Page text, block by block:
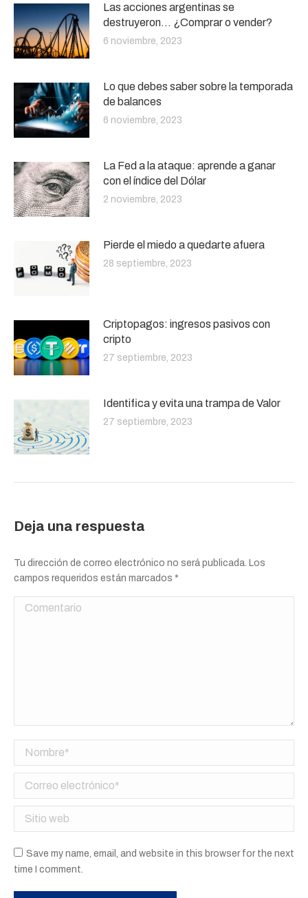
Las acciones argentinas se
destruyeron… ¿Comprar o vender?
6 noviembre, 2023
Lo que debes saber sobre la temporada
de balances
6 noviembre, 2023
La Fed a la ataque: aprende a ganar
con el índice del Dólar
2 noviembre, 2023
Pierde el miedo a quedarte afuera
28 septiembre, 2023
Criptopagos: ingresos pasivos con
cripto
27 septiembre, 2023
Identifica y evita una trampa de Valor
27 septiembre, 2023
Deja una respuesta
Tu dirección de correo electrónico no será publicada. Los
campos requeridos están marcados *
Comentario
Nombre *
Correo electrónico *
Sitio web
Save my name, email, and website in this browser for the next
time I comment.